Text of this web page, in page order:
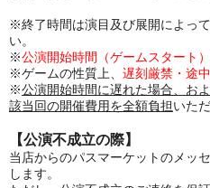
※終了時間は演目及び展開によっ
い。
※公演開始時間（ゲームスタート）
※ゲームの性質上、 遅刻厳禁・途
※公演開始時間に遅れた場合、お
該当回の開催費用を全額負担いた
【公演不成立の際】
当店からのパスマーケットのメッ
します。